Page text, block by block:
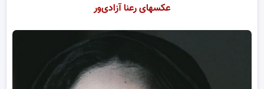
عکسهای رعنا آزادی‌ور